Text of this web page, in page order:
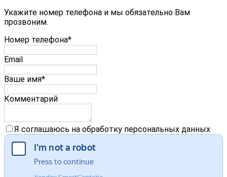
Укажите номер телефона и мы обязательно Вам
прозвоним.
Номер телефона*
Email
Ваше имя*
Комментарий
Я соглашаюсь на обработку персональных данных